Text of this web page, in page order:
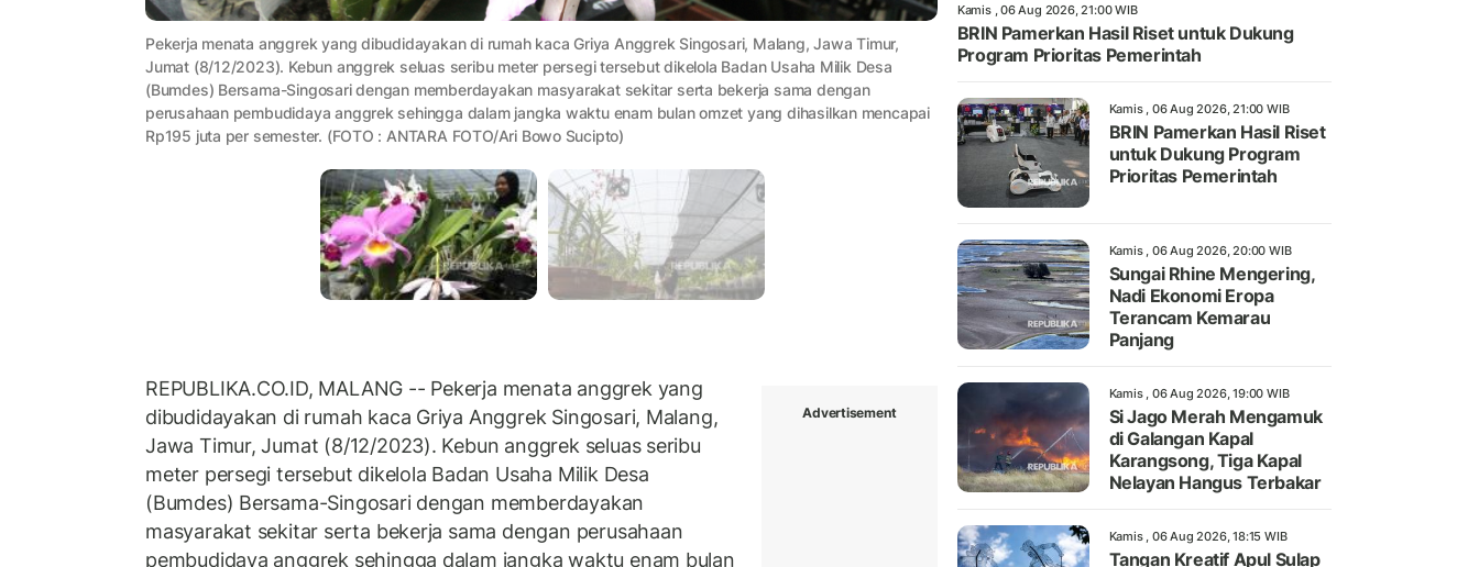
Pekerja menata anggrek yang dibudidayakan di rumah kaca Griya Anggrek Singosari, Malang, Jawa Timur,
Jumat (8/12/2023). Kebun anggrek seluas seribu meter persegi tersebut dikelola Badan Usaha Milik Desa
(Bumdes) Bersama-Singosari dengan memberdayakan masyarakat sekitar serta bekerja sama dengan
perusahaan pembudidaya anggrek sehingga dalam jangka waktu enam bulan omzet yang dihasilkan mencapai
Rp195 juta per semester. (FOTO : ANTARA FOTO/Ari Bowo Sucipto)
REPUBLIKA.CO.ID, MALANG -- Pekerja menata anggrek yang
dibudidayakan di rumah kaca Griya Anggrek Singosari, Malang,
Jawa Timur, Jumat (8/12/2023). Kebun anggrek seluas seribu
meter persegi tersebut dikelola Badan Usaha Milik Desa
(Bumdes) Bersama-Singosari dengan memberdayakan
masyarakat sekitar serta bekerja sama dengan perusahaan
pembudidaya anggrek sehingga dalam jangka waktu enam bulan
Advertisement
Kamis , 06 Aug 2026, 21:00 WIB
BRIN Pamerkan Hasil Riset untuk Dukung
Program Prioritas Pemerintah
Kamis , 06 Aug 2026, 21:00 WIB
BRIN Pamerkan Hasil Riset
untuk Dukung Program
Prioritas Pemerintah
Kamis , 06 Aug 2026, 20:00 WIB
Sungai Rhine Mengering,
Nadi Ekonomi Eropa
Terancam Kemarau
Panjang
Kamis , 06 Aug 2026, 19:00 WIB
Si Jago Merah Mengamuk
di Galangan Kapal
Karangsong, Tiga Kapal
Nelayan Hangus Terbakar
Kamis , 06 Aug 2026, 18:15 WIB
Tangan Kreatif Apul Sulap